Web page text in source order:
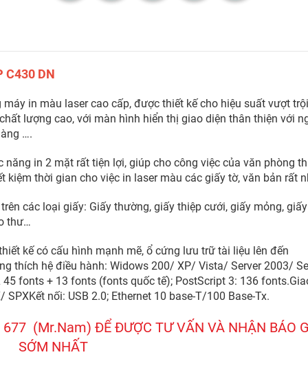
C430 DN
in màu laser cao cấp, được thiết kế cho hiệu suất vượt
lượng cao, với màn hình hiển thị giao diện thân thiện với
….
năng in 2 mặt rất tiện lợi, giúp cho công việc của văn phòng
thời gian cho việc in laser màu các giấy tờ, văn bản rất
các loại giấy: Giấy thường, giấy thiệp cưới, giấy mỏng, giấy
thư…
kế có cấu hình mạnh mẽ, ổ cứng lưu trữ tài liệu lên đến
thích hệ điều hành: Widows 200/ XP/ Vista/ Server 2003/
fonts + 13 fonts (fonts quốc tế); PostScript 3: 136
nối: USB 2.0; Ethernet 10 base-T/100 Base-Tx.
(Mr.Nam) ĐỂ ĐƯỢC TƯ VẤN VÀ NHẬN BÁO
SỚM NHẤT